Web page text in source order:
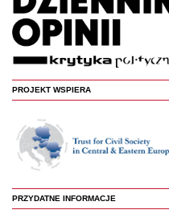
PROJEKT WSPIERA
PRZYDATNE INFORMACJE